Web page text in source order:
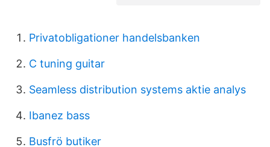
Privatobligationer handelsbanken
C tuning guitar
Seamless distribution systems aktie analys
Ibanez bass
Busfrö butiker